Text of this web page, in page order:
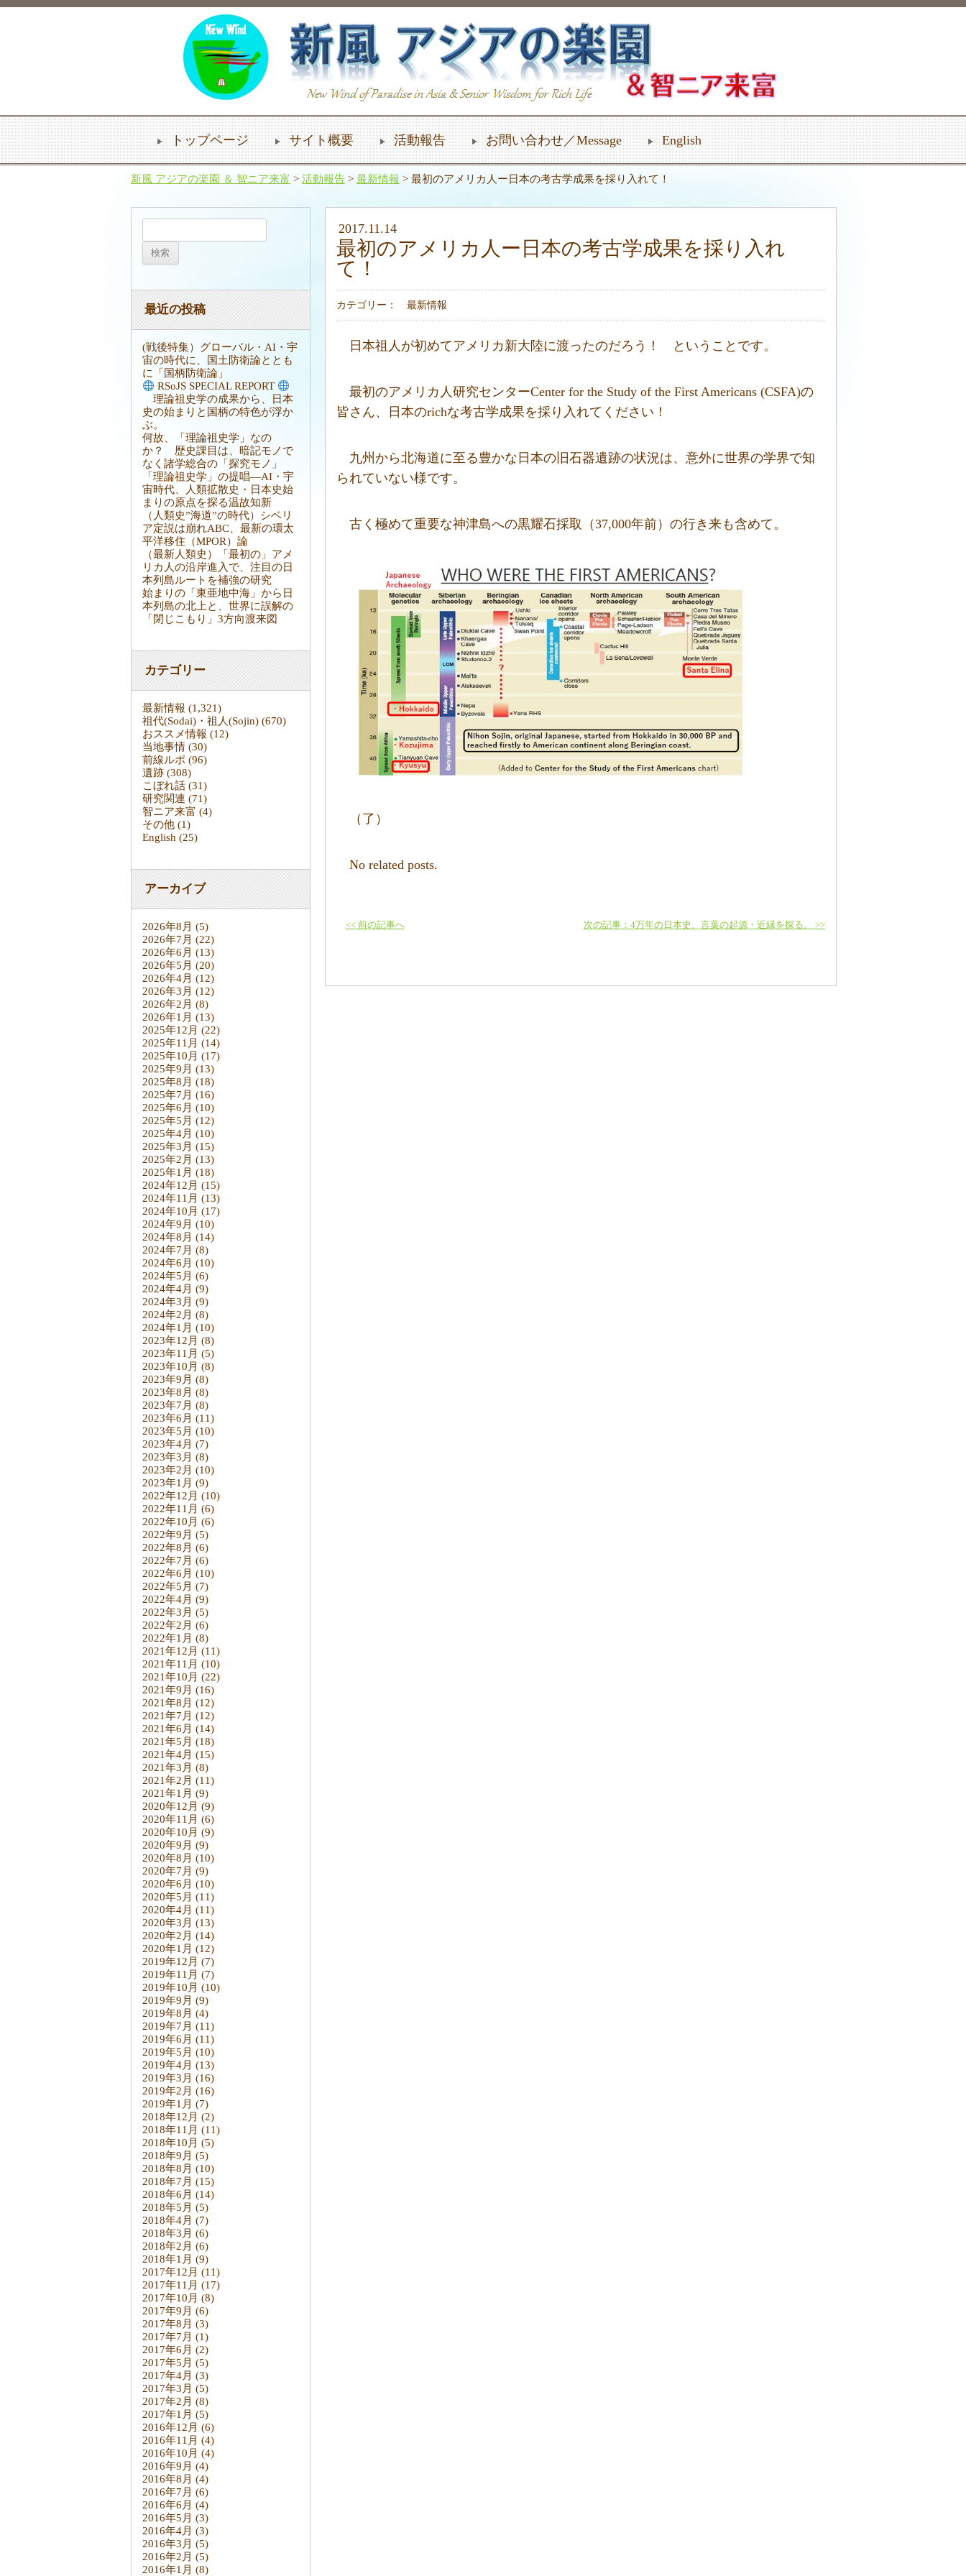
トップページ サイト概要 活動報告 お問い合わせ／Message English
新風 アジアの楽園 ＆ 智ニア来富 > 活動報告 > 最新情報 > 最初のアメリカ人ー日本の考古学成果を採り入れて！
最近の投稿
(戦後特集）グローバル・AI・宇
宙の時代に、国土防衛論ととも
に「国柄防衛論」
RSoJS SPECIAL REPORT
理論祖史学の成果から、日本
史の始まりと国柄の特色が浮か
ぶ。
何故、「理論祖史学」なの
か？ 歴史課目は、暗記モノで
なく諸学総合の「探究モノ」
「理論祖史学」の提唱―AI・宇
宙時代、人類拡散史・日本史始
まりの原点を探る温故知新
（人類史”海道”の時代）シベリ
ア定説は崩れABC、最新の環太
平洋移住（MPOR）論
（最新人類史）「最初の」アメ
リカ人の沿岸進入で、注目の日
本列島ルートを補強の研究
始まりの「東亜地中海」から日
本列島の北上と、世界に誤解の
「閉じこもり」3方向渡来図
カテゴリー
最新情報 (1,321)
祖代(Sodai)・祖人(Sojin) (670)
おススメ情報 (12)
当地事情 (30)
前線ルポ (96)
遺跡 (308)
こぼれ話 (31)
研究関連 (71)
智ニア来富 (4)
その他 (1)
English (25)
アーカイブ
2026年8月 (5)
2026年7月 (22)
2026年6月 (13)
2026年5月 (20)
2026年4月 (12)
2026年3月 (12)
2026年2月 (8)
2026年1月 (13)
2025年12月 (22)
2025年11月 (14)
2025年10月 (17)
2025年9月 (13)
2025年8月 (18)
2025年7月 (16)
2025年6月 (10)
2025年5月 (12)
2025年4月 (10)
2025年3月 (15)
2025年2月 (13)
2025年1月 (18)
2024年12月 (15)
2024年11月 (13)
2024年10月 (17)
2024年9月 (10)
2024年8月 (14)
2024年7月 (8)
2024年6月 (10)
2024年5月 (6)
2024年4月 (9)
2024年3月 (9)
2024年2月 (8)
2024年1月 (10)
2023年12月 (8)
2023年11月 (5)
2023年10月 (8)
2023年9月 (8)
2023年8月 (8)
2023年7月 (8)
2023年6月 (11)
2023年5月 (10)
2023年4月 (7)
2023年3月 (8)
2023年2月 (10)
2023年1月 (9)
2022年12月 (10)
2022年11月 (6)
2022年10月 (6)
2022年9月 (5)
2022年8月 (6)
2022年7月 (6)
2022年6月 (10)
2022年5月 (7)
2022年4月 (9)
2022年3月 (5)
2022年2月 (6)
2022年1月 (8)
2021年12月 (11)
2021年11月 (10)
2021年10月 (22)
2021年9月 (16)
2021年8月 (12)
2021年7月 (12)
2021年6月 (14)
2021年5月 (18)
2021年4月 (15)
2021年3月 (8)
2021年2月 (11)
2021年1月 (9)
2020年12月 (9)
2020年11月 (6)
2020年10月 (9)
2020年9月 (9)
2020年8月 (10)
2020年7月 (9)
2020年6月 (10)
2020年5月 (11)
2020年4月 (11)
2020年3月 (13)
2020年2月 (14)
2020年1月 (12)
2019年12月 (7)
2019年11月 (7)
2019年10月 (10)
2019年9月 (9)
2019年8月 (4)
2019年7月 (11)
2019年6月 (11)
2019年5月 (10)
2019年4月 (13)
2019年3月 (16)
2019年2月 (16)
2019年1月 (7)
2018年12月 (2)
2018年11月 (11)
2018年10月 (5)
2018年9月 (5)
2018年8月 (10)
2018年7月 (15)
2018年6月 (14)
2018年5月 (5)
2018年4月 (7)
2018年3月 (6)
2018年2月 (6)
2018年1月 (9)
2017年12月 (11)
2017年11月 (17)
2017年10月 (8)
2017年9月 (6)
2017年8月 (3)
2017年7月 (1)
2017年6月 (2)
2017年5月 (5)
2017年4月 (3)
2017年3月 (5)
2017年2月 (8)
2017年1月 (5)
2016年12月 (6)
2016年11月 (4)
2016年10月 (4)
2016年9月 (4)
2016年8月 (4)
2016年7月 (6)
2016年6月 (4)
2016年5月 (3)
2016年4月 (3)
2016年3月 (5)
2016年2月 (5)
2016年1月 (8)
2017.11.14
最初のアメリカ人ー日本の考古学成果を採り入れ
て！
カテゴリー： 最新情報
日本祖人が初めてアメリカ新大陸に渡ったのだろう！ ということです。
最初のアメリカ人研究センターCenter for the Study of the First Americans (CSFA)の
皆さん、日本のrichな考古学成果を採り入れてください！
九州から北海道に至る豊かな日本の旧石器遺跡の状況は、意外に世界の学界で知
られていない様です。
古く極めて重要な神津島への黒耀石採取（37,000年前）の行き来も含めて。
（了）
No related posts.
次の記事：4万年の日本史、言葉の起源・近縁を探る。 >>
<< 前の記事へ